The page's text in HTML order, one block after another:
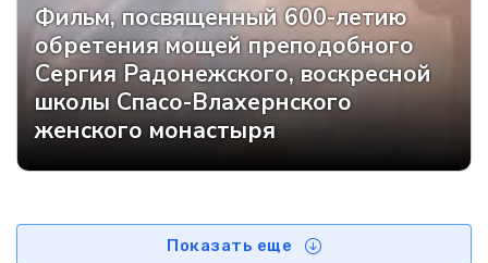
Фильм, посвященный 600-летию
обретения мощей преподобного
Сергия Радонежского, воскресной
школы Спасо-Влахернского
женского монастыря
Показать еще